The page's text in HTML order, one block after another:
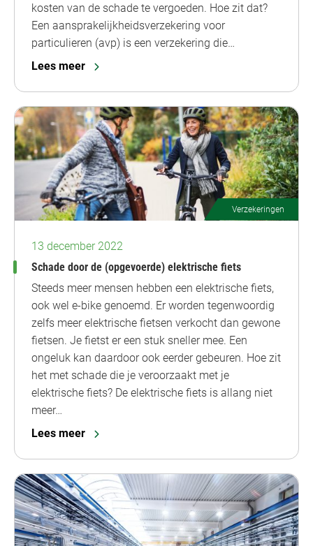
kosten van de schade te vergoeden. Hoe zit dat?
Een aansprakelijkheidsverzekering voor
particulieren (avp) is een verzekering die…
Lees meer
Verzekeringen
13 december 2022
Schade door de (opgevoerde) elektrische fiets
Steeds meer mensen hebben een elektrische fiets,
ook wel e-bike genoemd. Er worden tegenwoordig
zelfs meer elektrische fietsen verkocht dan gewone
fietsen. Je fietst er een stuk sneller mee. Een
ongeluk kan daardoor ook eerder gebeuren. Hoe zit
het met schade die je veroorzaakt met je
elektrische fiets? De elektrische fiets is allang niet
meer…
Lees meer